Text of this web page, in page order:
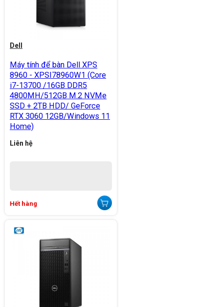
Dell
Máy tính để bàn Dell XPS
8960 - XPSI78960W1 (Core
i7-13700 /16GB DDR5
4800MH/512GB M.2 NVMe
SSD + 2TB HDD/ GeForce
RTX 3060 12GB/Windows 11
Home)
Liên hệ
Hết hàng